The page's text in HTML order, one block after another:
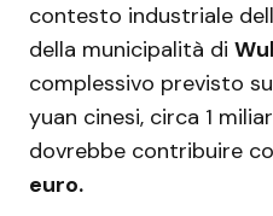
contesto industriale
della municipalità di
complessivo previsto
yuan cinesi, circa 1
dovrebbe contribuire
euro.